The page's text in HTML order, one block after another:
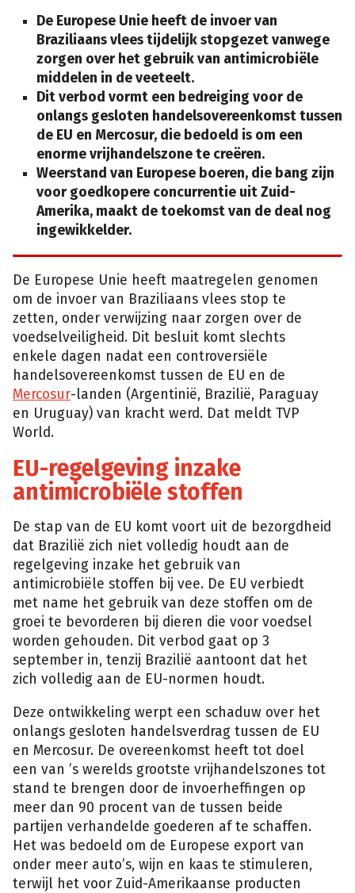
De Europese Unie heeft de invoer van
Braziliaans vlees tijdelijk stopgezet vanwege
zorgen over het gebruik van antimicrobiële
middelen in de veeteelt.
Dit verbod vormt een bedreiging voor de
onlangs gesloten handelsovereenkomst tussen
de EU en Mercosur, die bedoeld is om een
enorme vrijhandelszone te creëren.
Weerstand van Europese boeren, die bang zijn
voor goedkopere concurrentie uit Zuid-
Amerika, maakt de toekomst van de deal nog
ingewikkelder.
De Europese Unie heeft maatregelen genomen
om de invoer van Braziliaans vlees stop te
zetten, onder verwijzing naar zorgen over de
voedselveiligheid. Dit besluit komt slechts
enkele dagen nadat een controversiële
handelsovereenkomst tussen de EU en de
Mercosur-landen (Argentinië, Brazilië, Paraguay
en Uruguay) van kracht werd. Dat meldt TVP
World.
EU-regelgeving inzake
antimicrobiële stoffen
De stap van de EU komt voort uit de bezorgdheid
dat Brazilië zich niet volledig houdt aan de
regelgeving inzake het gebruik van
antimicrobiële stoffen bij vee. De EU verbiedt
met name het gebruik van deze stoffen om de
groei te bevorderen bij dieren die voor voedsel
worden gehouden. Dit verbod gaat op 3
september in, tenzij Brazilië aantoont dat het
zich volledig aan de EU-normen houdt.
Deze ontwikkeling werpt een schaduw over het
onlangs gesloten handelsverdrag tussen de EU
en Mercosur. De overeenkomst heeft tot doel
een van ’s werelds grootste vrijhandelszones tot
stand te brengen door de invoerheffingen op
meer dan 90 procent van de tussen beide
partijen verhandelde goederen af te schaffen.
Het was bedoeld om de Europese export van
onder meer auto’s, wijn en kaas te stimuleren,
terwijl het voor Zuid-Amerikaanse producten